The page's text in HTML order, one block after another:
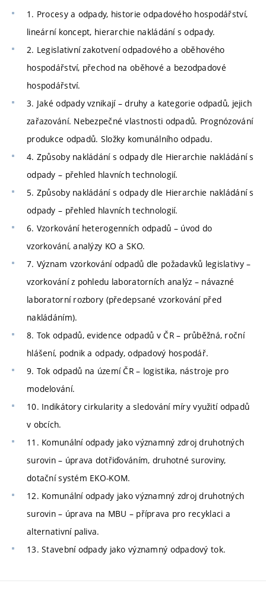
1. Procesy a odpady, historie odpadového hospodářství,
lineární koncept, hierarchie nakládání s odpady.
2. Legislativní zakotvení odpadového a oběhového
hospodářství, přechod na oběhové a bezodpadové
hospodářství.
3. Jaké odpady vznikají – druhy a kategorie odpadů, jejich
zařazování. Nebezpečné vlastnosti odpadů. Prognózování
produkce odpadů. Složky komunálního odpadu.
4. Způsoby nakládání s odpady dle Hierarchie nakládání s
odpady – přehled hlavních technologií.
5. Způsoby nakládání s odpady dle Hierarchie nakládání s
odpady – přehled hlavních technologií.
6. Vzorkování heterogenních odpadů – úvod do
vzorkování, analýzy KO a SKO.
7. Význam vzorkování odpadů dle požadavků legislativy –
vzorkování z pohledu laboratorních analýz – návazné
laboratorní rozbory (předepsané vzorkování před
nakládáním).
8. Tok odpadů, evidence odpadů v ČR – průběžná, roční
hlášení, podnik a odpady, odpadový hospodář.
9. Tok odpadů na území ČR – logistika, nástroje pro
modelování.
10. Indikátory cirkularity a sledování míry využití odpadů
v obcích.
11. Komunální odpady jako významný zdroj druhotných
surovin – úprava dotřiďováním, druhotné suroviny,
dotační systém EKO-KOM.
12. Komunální odpady jako významný zdroj druhotných
surovin – úprava na MBU – příprava pro recyklaci a
alternativní paliva.
13. Stavební odpady jako významný odpadový tok.